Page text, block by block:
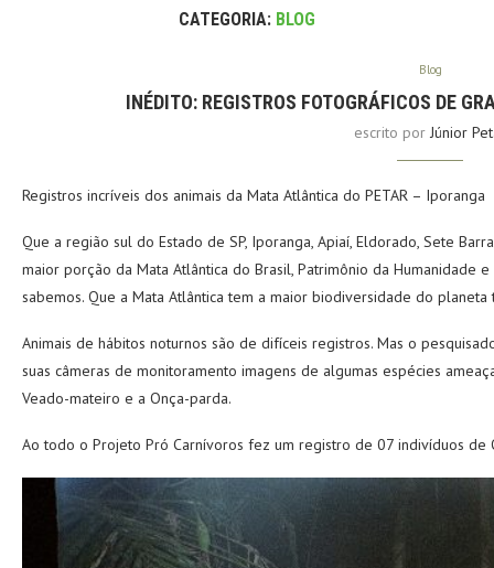
CATEGORIA: BLOG
Blog
INÉDITO: REGISTROS FOTOGRÁFICOS DE
escrito por Júnior
Registros incríveis dos animais da Mata Atlântica do PETAR – Iporanga
Que a região sul do Estado de SP, Iporanga, Apiaí, Eldorado, Sete
maior porção da Mata Atlântica do Brasil, Patrimônio da Humanidade
sabemos. Que a Mata Atlântica tem a maior biodiversidade do
Animais de hábitos noturnos são de difíceis registros. Mas o
suas câmeras de monitoramento imagens de algumas espécies
Veado-mateiro e a Onça-parda.
Ao todo o Projeto Pró Carnívoros fez um registro de 07 indivíduos de